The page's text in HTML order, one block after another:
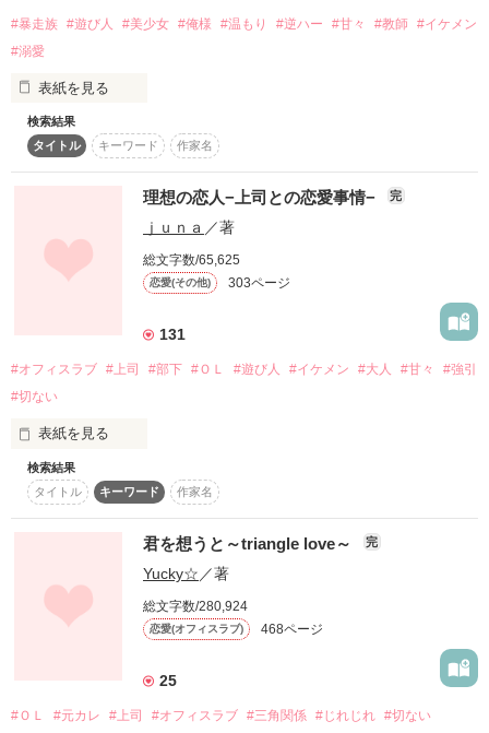
はたらいている私。
「結花が俺に刺激をあたえてくれるなら、
それを味わってみたい」
「キスは、こうやってするものだ」
いつも気だるげな帝さんが、
私には特別な顔を見せてくる！？
「その顔をもっと見たいだとか。
他の男に触らせるのは腹が立つだとか」
「死ぬかどうかはどうでもいい。
俺は結花にあたえられる刺激がもっとほしい」
「感情を感じるたびに、
結花におぼれてみたいと思う」
帝さんが私だけに見せる“感情”は、
落ち着いて目を閉じてゆっくり耳をすませるの
あなたにも聞こえるはず
この人だっていう、鐘の音が
詩音、あなたは生きなさい
大賞受賞作品です♪
☆素敵なレビューをありがとうございました★
みやのもりさま
©︎hikaさま
マイマイ。さま
作品を読む
#暴走族 #遊び人 #美少女 #俺様 #温もり #逆ハー #甘々 #教師
#イケメン
#溺愛
表紙を見る
Ｄ＝devil
女はみんなあたしのことを「悪魔」という
男はみんなあたしのことを「天使」という
ある人はあたしを「人形」という
あたしは、何なのだろうか？
あたしに、未来なんてあるのだろうか？
誰か……あたしを助けて？
こんな愚かなあたしを…。
検索結果
タイトル
キーワード 作家名
理想の恋人−上司との恋愛事情− 完
ｊｕｎａ ／著
総文字数/65,625
恋愛(その他) 303ページ
131
#オフィスラブ #上司 #部下 #ＯＬ #遊び人 #イケメン #大人 #甘々
#強引
#切ない
表紙を見る
あなたは顔もよくて…
仕事もできて…
あたしの理想だけど…
出逢い方が悪かった。
検索結果
タイトル
キーワード 作家名
君を想うと～triangle love～ 完
Yucky☆／著
総文字数/280,924
恋愛(オフィスラブ) 468ページ
25
#ＯＬ #元カレ #上司 #オフィスラブ #三角関係 #じれじれ #切ない